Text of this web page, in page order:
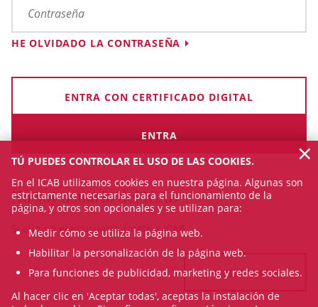
HE OLVIDADO LA CONTRASEÑA
ENTRA CON CERTIFICADO DIGITAL
No soy usuario del ICAB
Si aún no eres usuario, Únete a ICAB
REGÍSTRATE
TÚ PUEDES CONTROLAR EL USO DE LAS COOKIES.
En el ICAB utilizamos cookies en nuestra página. Algunas son
estrictamente necesarias para el funcionamiento de la
página, y otros son opcionales y se utilizan para:
Medir cómo se utiliza la página web.
Habilitar la personalización de la página web.
Para funciones de publicidad, marketing y redes sociales.
Al hacer clic en 'Aceptar todas', aceptas la instalación de
×